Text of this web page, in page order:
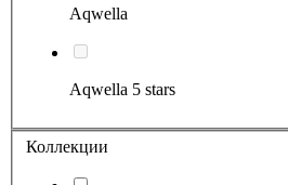
Aqwella
Aqwella 5 stars
Коллекции